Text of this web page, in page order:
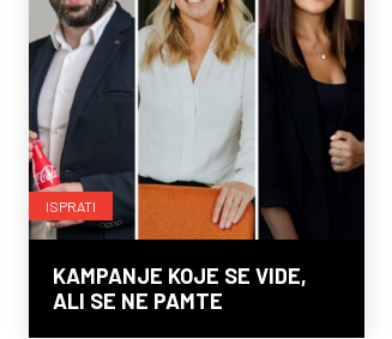
ISPRATI
KAMPANJE KOJE SE VIDE,
ALI SE NE PAMTE